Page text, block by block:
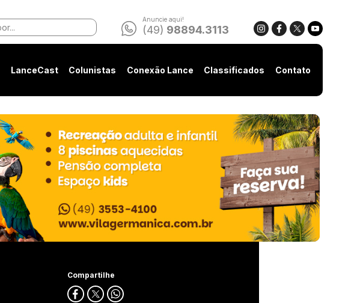
Anuncie aqui!
(49) 98894.3113
LanceCast Colunistas Conexão Lance Classificados Contato
Compartilhe